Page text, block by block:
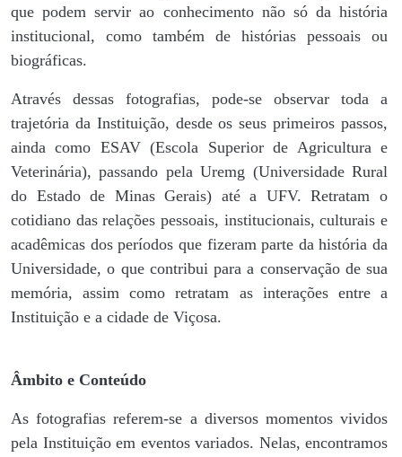
que podem servir ao conhecimento não só da história
institucional, como também de histórias pessoais ou
biográficas.
Através dessas fotografias, pode-se observar toda a
trajetória da Instituição, desde os seus primeiros passos,
ainda como ESAV (Escola Superior de Agricultura e
Veterinária), passando pela Uremg (Universidade Rural
do Estado de Minas Gerais) até a UFV. Retratam o
cotidiano das relações pessoais, institucionais, culturais e
acadêmicas dos períodos que fizeram parte da história da
Universidade, o que contribui para a conservação de sua
memória, assim como retratam as interações entre a
Instituição e a cidade de Viçosa.
Âmbito e Conteúdo
As fotografias referem-se a diversos momentos vividos
pela Instituição em eventos variados. Nelas, encontramos